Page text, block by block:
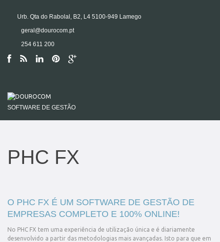
Urb. Qta do Rabolal, B2, L4 5100-949 Lamego
geral@dourocom.pt
254 611 200
SOFTWARE DE GESTÃO
PHC FX
O PHC FX É UM SOFTWARE DE GESTÃO DE
EMPRESAS COMPLETO E 100% ONLINE!
No PHC FX tem uma experiência de utilização única e é diariamente
desenvolvido a partir das metodologias mais avançadas. Isto para que em